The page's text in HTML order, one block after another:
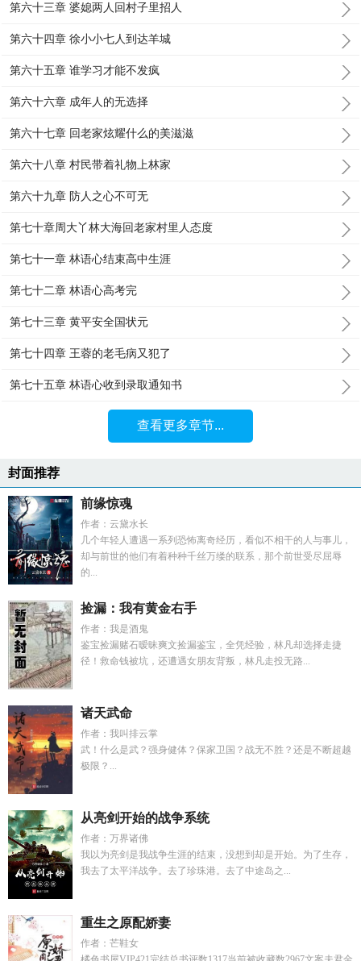
第六十三章 婆媳两人回村子里招人
第六十四章 徐小小七人到达羊城
第六十五章 谁学习才能不发疯
第六十六章 成年人的无选择
第六十七章 回老家炫耀什么的美滋滋
第六十八章 村民带着礼物上林家
第六十九章 防人之心不可无
第七十章周大丫林大海回老家村里人态度
第七十一章 林语心结束高中生涯
第七十二章 林语心高考完
第七十三章 黄平安全国状元
第七十四章 王蓉的老毛病又犯了
第七十五章 林语心收到录取通知书
查看更多章节...
封面推荐
前缘惊魂
作者：云黛水长
几个年轻人遭遇一系列恐怖离奇经历，看似不相干的人与事儿，
却与前世的他们有着种种千丝万缕的联系，那个前世受尽屈辱
的...
捡漏：我有黄金右手
作者：我是酒鬼
鉴宝捡漏赌石暧昧爽文捡漏鉴宝，全凭经验，林凡却选择走捷
径！救命钱被坑，还遭遇女朋友背叛，林凡走投无路...
诸天武命
作者：我叫排云掌
武！什么是武？强身健体？保家卫国？战无不胜？还是不断超越
极限？...
从亮剑开始的战争系统
作者：万界诸佛
我以为亮剑是我战争生涯的结束，没想到却是开始。为了生存，
我去了太平洋战争。去了珍珠港。去了中途岛之...
重生之原配娇妻
作者：芒鞋女